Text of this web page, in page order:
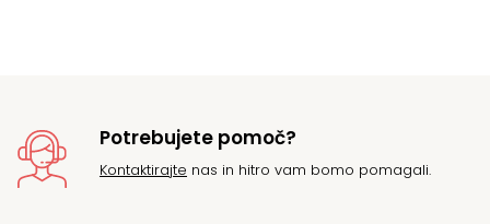
Potrebujete pomoč?
Kontaktirajte nas in hitro vam bomo pomagali.